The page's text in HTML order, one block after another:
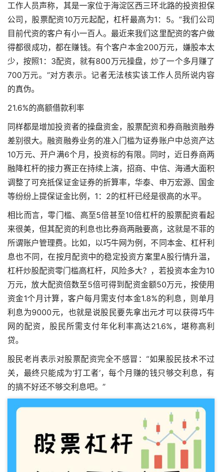
工作人员声称，其是一家位于海淀区西三环北路的投资担保
公司，股票配资10万元起配，杠杆最高为1：5。“我们公司
目前代资的客户有小一百人。最近来我们这里配资的客户做
得都很成功，都在赚钱。有个客户本金200万元，嫌股本太
少，按照1：3配资，就有800万元操盘，炒了一个多月赚了
700万元。”对方表示。记者无法核实该工作人员所说内容
的真伪。
21.6%的高额借款利率
同样都是增加投资者的操盘资金，股票配资和券商融资融券
差别很大。融资融券业务的准入门槛为证券账户中总资产达
10万元、开户满6个月，投资标的有限。同时，近日券商两
融降杠杆的接力赛正在持续上演，招商、中信、海通大面积
调整了可充抵保证金证券的折算率，华泰、申万宏源、国金
等纷纷上提保证金比例，1：2的杠杆已经是很高的水平。
相比而言，零门槛、高至5倍甚至10倍杠杆的股票配资看起
来很美，但其配资的利息也比券商两融要高，这就是不菲的
所谓账户管理费。比如，以巧牛网为例，不同本金、杠杆利
息也不同，在按月配资中的稳定投资方案里A股行情升温，
杠杆炒股配资零门槛高杠杆，风险多大？，若投资本金为10
万元，放大配资倍数至5倍可得到配资金额50万元，按使用
资金1个月计算，客户每月需支付本金1.8%的利息，则单月
利息为9000元，也就是说股民要先拿出元才可以获得巧牛
网的配资，股民所需支付年化利率高达21.6%，堪称高利
贷。
股民老肖表示对股票配资完全不感冒：“如果股民技术不过
关，最终只能成为‘打工者’，每个月赚的钱只够交利息，有
的搞不好还不够交利息吧。”